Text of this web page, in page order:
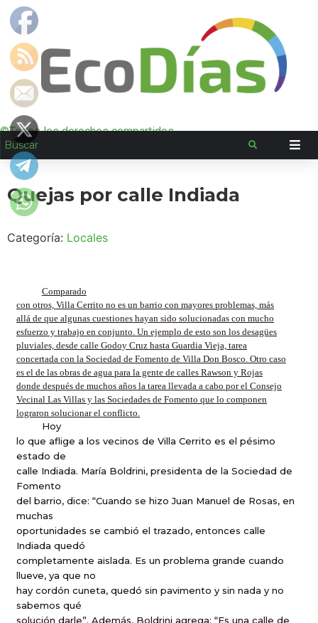
©Todos los derechos compartidos
Quejas por calle Indiada
Categoría: Locales
Comparado
con otros, Villa Cerrito no es un barrio con mayores problemas, más
allá de que algunas cuestiones hayan sido solucionadas con mucho
esfuerzo y trabajo en conjunto. Un ejemplo de esto son los desagües
pluviales, desde calle Godoy Cruz hasta Guardia Vieja, tarea
concertada con la Sociedad de Fomento de Villa Don Bosco. Otro caso
es el de las obras de agua para la gente de calles Rawson y Rojas
donde después de muchos años la tarea llevada a cabo por el Consejo
Vecinal Las Villas y las Sociedades de Fomento que lo componen
lograron solucionar el conflicto.
Hoy
lo que aflige a los vecinos de Villa Cerrito es el pésimo
estado de
calle Indiada. María Boldrini, presidenta de la Sociedad de
Fomento
del barrio, dice: “Cuando se hizo Juan Manuel de Rosas, en
muchas
oportunidades se cambió el trazado, entonces calle
Indiada quedó
completamente aislada. Es un problema grande cuando
llueve, ya que no
hay cordón cuneta, quedó sin pavimento y sin nada y no
sabemos qué
solución darle”. Además, Boldrini agrega: “Es una calle de